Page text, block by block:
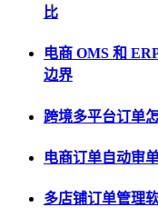
比
电商 OMS 和
边界
跨境多平台订单
电商订单自动审
多店铺订单管理